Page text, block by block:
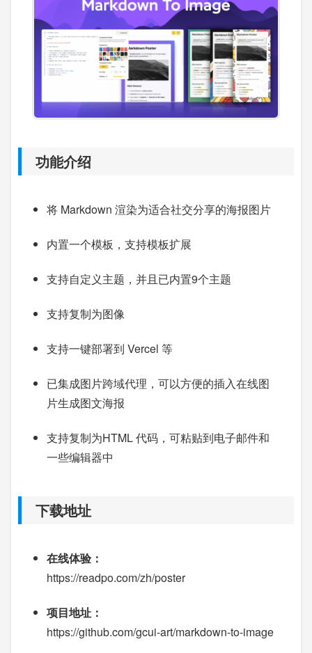
功能介绍
将 Markdown 渲染为适合社交分享的海报图片
内置一个模板，支持模板扩展
支持自定义主题，并且已内置9个主题
支持复制为图像
支持一键部署到 Vercel 等
已集成图片跨域代理，可以方便的插入在线图
片生成图文海报
支持复制为HTML 代码，可粘贴到电子邮件和
一些编辑器中
下载地址
在线体验：
https://readpo.com/zh/poster
项目地址：
https://github.com/gcui-art/markdown-to-image